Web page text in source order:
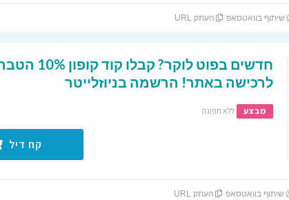
שיתוף בוואטסאפ העתק URL
חדשים בפוט לוקר? קבלו קוד קופון
לרכישה באתר! הרשמה בניוזלייטר
מבצע ללא תפוגה
קח דיל
שיתוף בוואטסאפ העתק URL